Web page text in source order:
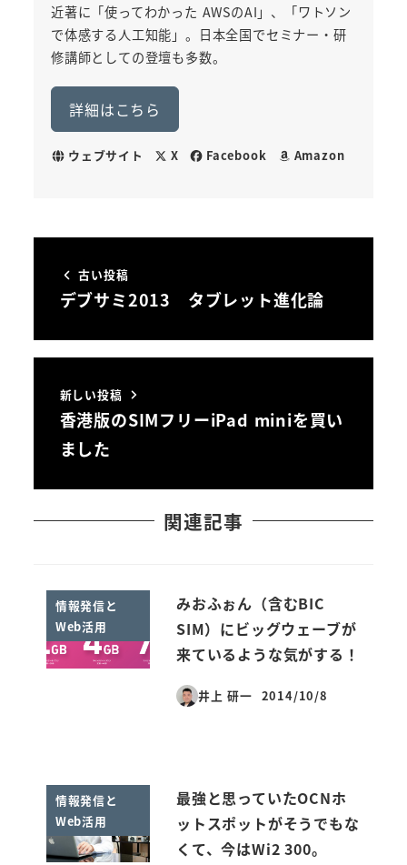
近著に「使ってわかった AWSのAI」、「ワトソン
で体感する人工知能」。日本全国でセミナー・研
修講師としての登壇も多数。
詳細はこちら
ウェブサイト X Facebook Amazon
古い投稿
デブサミ2013 タブレット進化論
新しい投稿
香港版のSIMフリーiPad miniを買い
ました
関連記事
情報発信と
Web活用
みおふぉん（含むBIC
SIM）にビッグウェーブが
来ているような気がする！
井上 研一
投稿日
2014/10/8
情報発信と
Web活用
最強と思っていたOCNホ
ットスポットがそうでもな
くて、今はWi2 300。